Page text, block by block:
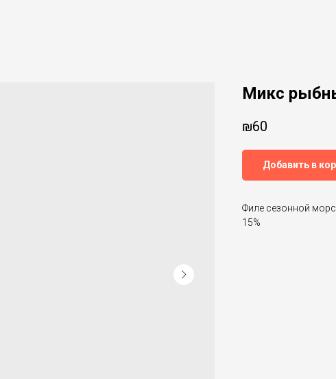
Микс
₪60
Добавить в
Филе сезонной
15%